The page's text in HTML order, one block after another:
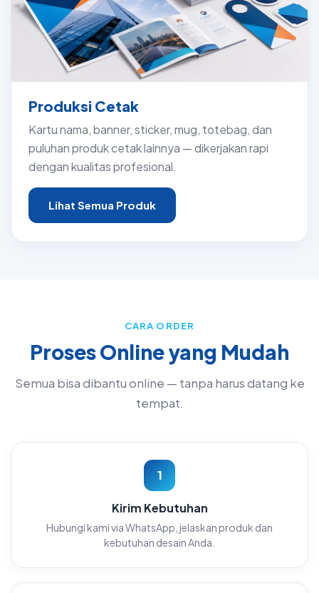
Produksi Cetak
Kartu nama, banner, sticker, mug, totebag, dan
puluhan produk cetak lainnya — dikerjakan rapi
dengan kualitas profesional.
Lihat Semua Produk
CARA ORDER
Proses Online yang Mudah
Semua bisa dibantu online — tanpa harus datang ke
tempat.
1
Kirim Kebutuhan
Hubungi kami via WhatsApp, jelaskan produk dan
kebutuhan desain Anda.